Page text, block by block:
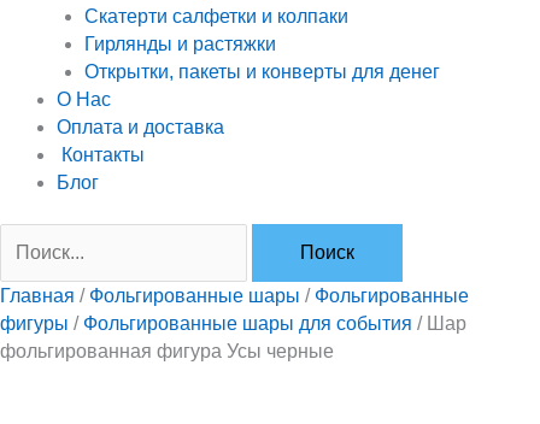
Скатерти салфетки и колпаки
Гирлянды и растяжки
Открытки, пакеты и конверты для денег
О Нас
Оплата и доставка
Контакты
Блог
Главная / Фольгированные шары / Фольгированные
фигуры / Фольгированные шары для события / Шар
фольгированная фигура Усы черные